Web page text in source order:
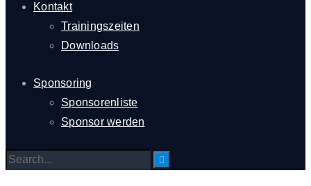
Kontakt
Trainingszeiten
Downloads
Sponsoring
Sponsorenliste
Sponsor werden